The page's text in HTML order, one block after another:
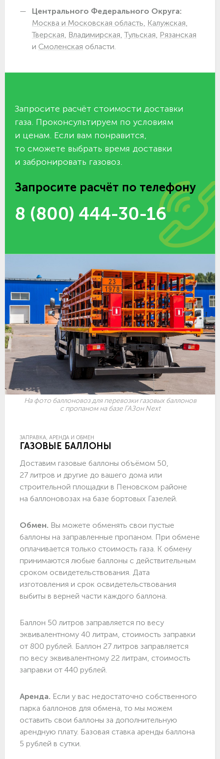
Центрального Федерального Округа:
Москва и Московская область, Калужская,
Тверская, Владимирская, Тульская, Рязанская
и Смоленская области.
Запросите расчёт стоимости доставки
газа. Проконсультируем по условиям
и ценам. Если вам понравится,
то сможете выбрать время доставки
и забронировать газовоз.
Запросите расчёт по телефону
8 (800) 444-30-16
На фото баллоновоз для перевозки газовых баллонов
с пропаном на базе ГАЗон Next
ЗАПРАВКА, АРЕНДА И ОБМЕН
ГАЗОВЫЕ БАЛЛОНЫ
Доставим газовые баллоны объёмом 50,
27 литров и другие до вашего дома или
строительной площадки в Пеновском районе
на баллоновозах на базе бортовых Газелей.
Обмен. Вы можете обменять свои пустые
баллоны на заправленные пропаном. При обмене
оплачивается только стоимость газа. К обмену
принимаются любые баллоны с действительным
сроком освидетельствования. Дата
изготовления и срок освидетельствования
выбиты в верней части каждого баллона.
Баллон 50 литров заправляется по весу
эквивалентному 40 литрам, стоимость заправки
от 800 рублей. Баллон 27 литров заправляется
по весу эквивалентному 22 литрам, стоимость
заправки от 440 рублей.
Аренда. Если у вас недостаточно собственного
парка баллонов для обмена, то мы можем
оставить свои баллоны за дополнительную
арендную плату. Базовая ставка аренды баллона
5 рублей в сутки.